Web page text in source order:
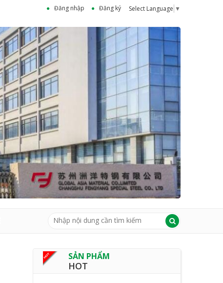
Đăng nhập Đăng ký Select Language ▼
SẢN PHẨM
HOT